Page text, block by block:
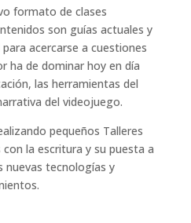
formato de clases
son guías actuales y
acercarse a cuestiones
ha de dominar hoy en día
las herramientas del
del videojuego.
pequeños Talleres
la escritura y su puesta a
nuevas tecnologías y